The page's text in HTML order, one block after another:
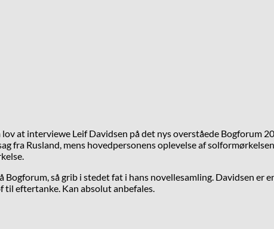
lov at interviewe Leif Davidsen på det nys overståede Bogforum
fra Rusland, mens hovedpersonens oplevelse af
Bogforum, så grib i stedet fat i hans novellesamling. Davidsen er
eftertanke. Kan absolut anbefales.